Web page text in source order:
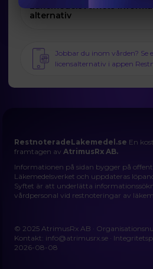
Läkemedelsverkets
alternativ
Jobbar du inom vården? Se
licensalternativ i appen
RestnoteradeLakemedel.se En
framtagen avAtrimusRx AB.
Informationen på sidan bygger på
Läkemedelsverket och uppdateras
Syftet är att underlätta
vårdpersonal vid restnoteringar av
© 2025 AtrimusRx AB ·
Kontakt: info@atrimusrx.se ·
2026-08-08